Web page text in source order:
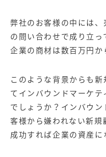
弊社のお客様の中には
の問い合わせで成り立
企業の商材は数百万円か
このような背景からも
てインバウンドマーケ
でしょうか？インバウ
客様から嫌われない新規
成功すれば企業の資産に